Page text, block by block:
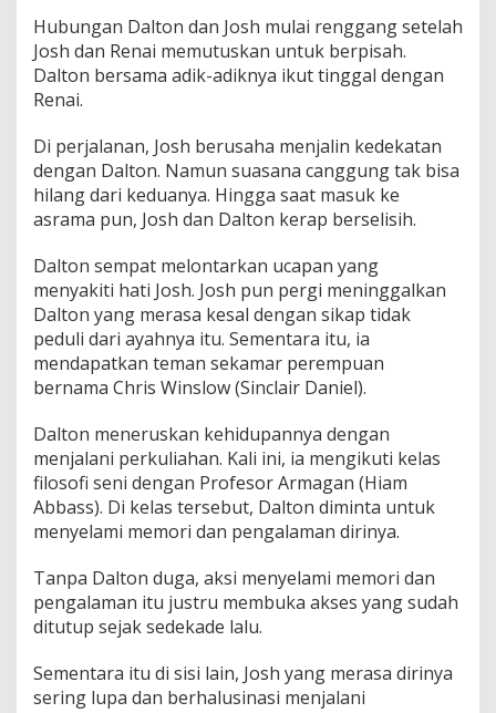
Hubungan Dalton dan Josh mulai renggang setelah
Josh dan Renai memutuskan untuk berpisah.
Dalton bersama adik-adiknya ikut tinggal dengan
Renai.
Di perjalanan, Josh berusaha menjalin kedekatan
dengan Dalton. Namun suasana canggung tak bisa
hilang dari keduanya. Hingga saat masuk ke
asrama pun, Josh dan Dalton kerap berselisih.
Dalton sempat melontarkan ucapan yang
menyakiti hati Josh. Josh pun pergi meninggalkan
Dalton yang merasa kesal dengan sikap tidak
peduli dari ayahnya itu. Sementara itu, ia
mendapatkan teman sekamar perempuan
bernama Chris Winslow (Sinclair Daniel).
Dalton meneruskan kehidupannya dengan
menjalani perkuliahan. Kali ini, ia mengikuti kelas
filosofi seni dengan Profesor Armagan (Hiam
Abbass). Di kelas tersebut, Dalton diminta untuk
menyelami memori dan pengalaman dirinya.
Tanpa Dalton duga, aksi menyelami memori dan
pengalaman itu justru membuka akses yang sudah
ditutup sejak sedekade lalu.
Sementara itu di sisi lain, Josh yang merasa dirinya
sering lupa dan berhalusinasi menjalani